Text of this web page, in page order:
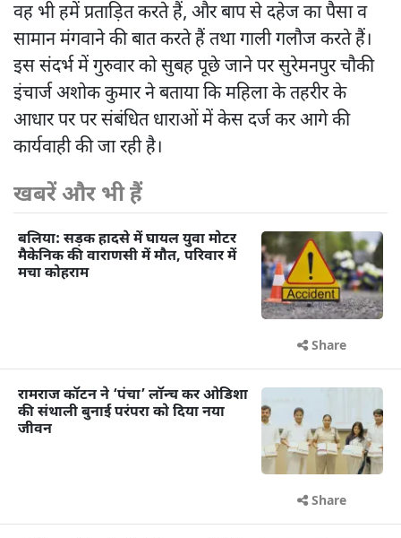
वह भी हमें प्रताड़ित करते हैं, और बाप से दहेज का पैसा व
सामान मंगवाने की बात करते हैं तथा गाली गलौज करते हैं।
इस संदर्भ में गुरुवार को सुबह पूछे जाने पर सुरेमनपुर चौकी
इंचार्ज अशोक कुमार ने बताया कि महिला के तहरीर के
आधार पर पर संबंधित धाराओं में केस दर्ज कर आगे की
कार्यवाही की जा रही है।
खबरें और भी हैं
बलिया: सड़क हादसे में घायल युवा मोटर
मैकेनिक की वाराणसी में मौत, परिवार में
मचा कोहराम
Share
रामराज कॉटन ने ‘पंचा’ लॉन्च कर ओडिशा
की संथाली बुनाई परंपरा को दिया नया
जीवन
Share